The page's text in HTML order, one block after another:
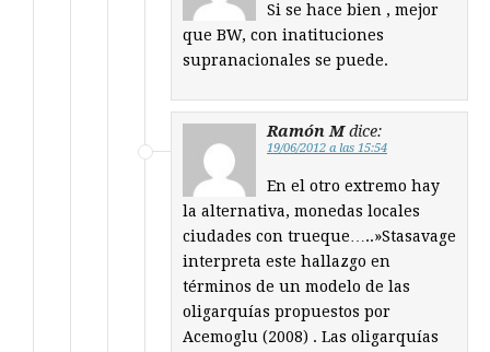
Si se hace bien , mejor
que BW, con inatituciones
supranacionales se puede.
Ramón M dice:
19/06/2012 a las 15:54
En el otro extremo hay
la alternativa, monedas locales
ciudades con trueque…..»Stasavage
interpreta este hallazgo en
términos de un modelo de las
oligarquías propuestos por
Acemoglu (2008) . Las oligarquías